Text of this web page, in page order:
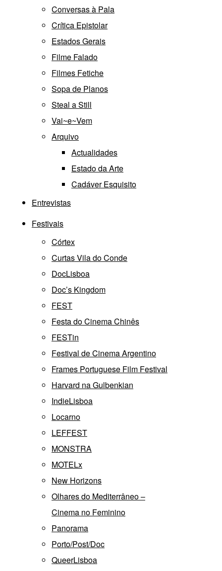
Conversas à Pala
Crítica Epistolar
Estados Gerais
Filme Falado
Filmes Fetiche
Sopa de Planos
Steal a Still
Vai~e~Vem
Arquivo
Actualidades
Estado da Arte
Cadáver Esquisito
Entrevistas
Festivais
Córtex
Curtas Vila do Conde
DocLisboa
Doc’s Kingdom
FEST
Festa do Cinema Chinês
FESTin
Festival de Cinema Argentino
Frames Portuguese Film Festival
Harvard na Gulbenkian
IndieLisboa
Locarno
LEFFEST
MONSTRA
MOTELx
New Horizons
Olhares do Mediterrâneo –
Cinema no Feminino
Panorama
Porto/Post/Doc
QueerLisboa